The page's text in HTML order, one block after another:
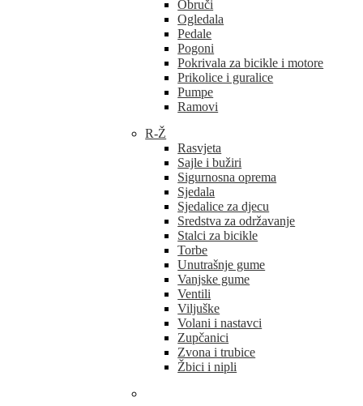
Obruči
Ogledala
Pedale
Pogoni
Pokrivala za bicikle i motore
Prikolice i guralice
Pumpe
Ramovi
R-Ž
Rasvjeta
Sajle i bužiri
Sigurnosna oprema
Sjedala
Sjedalice za djecu
Sredstva za održavanje
Stalci za bicikle
Torbe
Unutrašnje gume
Vanjske gume
Ventili
Viljuške
Volani i nastavci
Zupčanici
Zvona i trubice
Žbici i nipli